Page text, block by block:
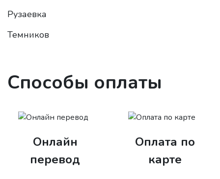
Рузаевка
Темников
Способы оплаты
Онлайн
перевод
Оплата по
карте